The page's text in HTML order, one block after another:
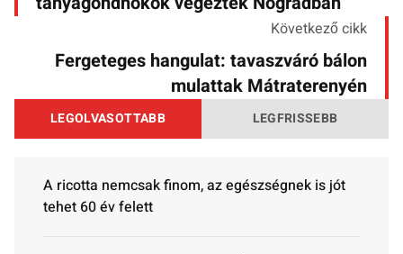
Következő cikk
Fergeteges hangulat: tavaszváró bálon
mulattak Mátraterenyén
LEGOLVASOTTABB LEGFRISSEBB
A ricotta nemcsak finom, az egészségnek is jót
tehet 60 év felett